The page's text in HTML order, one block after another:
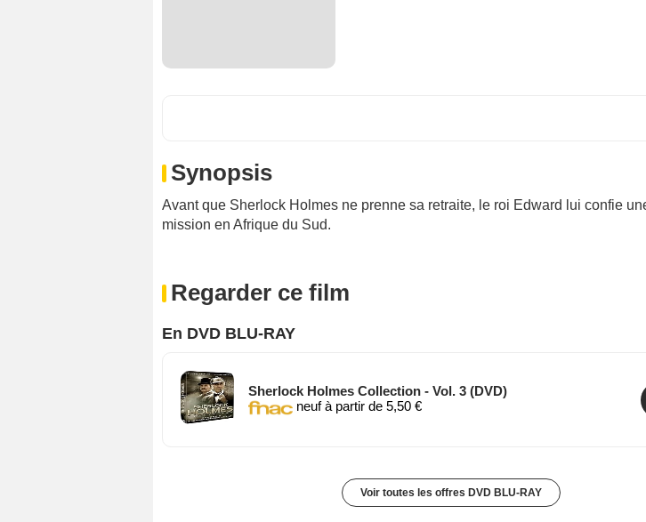
Synopsis
Avant que Sherlock Holmes ne prenne sa retraite, le roi Edward lui confie
mission en Afrique du Sud.
Regarder ce film
En DVD BLU-RAY
Sherlock Holmes Collection - Vol. 3 (DVD)
neuf à partir de 5,50 €
Voir toutes les offres DVD BLU-RAY